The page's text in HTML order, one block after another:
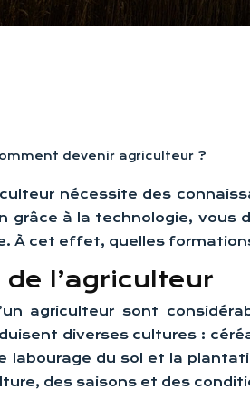
devenir agriculteur ?
nécessite des
grâce à la technologie, vous
À cet effet, quelles
l’agriculteur
agriculteur sont
diverses cultures :
labourage du sol et la
des saisons et des